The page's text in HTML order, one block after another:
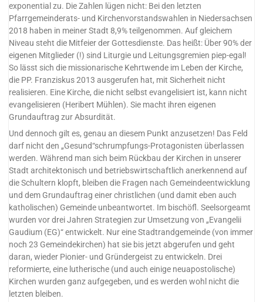
exponential zu. Die Zahlen lügen nicht: Bei den letzten
Pfarrgemeinderats- und Kirchenvorstandswahlen in Niedersachsen
2018 haben in meiner Stadt 8,9% teilgenommen. Auf gleichem
Niveau steht die Mitfeier der Gottesdienste. Das heißt: Über 90% der
eigenen Mitglieder (!) sind Liturgie und Leitungsgremien piep-egal!
So lässt sich die missionarische Kehrtwende im Leben der Kirche,
die PP. Franziskus 2013 ausgerufen hat, mit Sicherheit nicht
realisieren. Eine Kirche, die nicht selbst evangelisiert ist, kann nicht
evangelisieren (Heribert Mühlen). Sie macht ihren eigenen
Grundauftrag zur Absurdität.
Und dennoch gilt es, genau an diesem Punkt anzusetzen! Das Feld
darf nicht den „Gesund“schrumpfungs-Protagonisten überlassen
werden. Während man sich beim Rückbau der Kirchen in unserer
Stadt architektonisch und betriebswirtschaftlich anerkennend auf
die Schultern klopft, bleiben die Fragen nach Gemeindeentwicklung
und dem Grundauftrag einer christlichen (und damit eben auch
katholischen) Gemeinde unbeantwortet. Im bischöfl. Seelsorgeamt
wurden vor drei Jahren Strategien zur Umsetzung von „Evangelii
Gaudium (EG)“ entwickelt. Nur eine Stadtrandgemeinde (von immer
noch 23 Gemeindekirchen) hat sie bis jetzt abgerufen und geht
daran, wieder Pionier- und Gründergeist zu entwickeln. Drei
reformierte, eine lutherische (und auch einige neuapostolische)
Kirchen wurden ganz aufgegeben, und es werden wohl nicht die
letzten bleiben.